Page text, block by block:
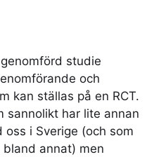
studie
och
kan ställas på en RCT.
sannolikt har lite annan
i Sverige (och som
annat) men